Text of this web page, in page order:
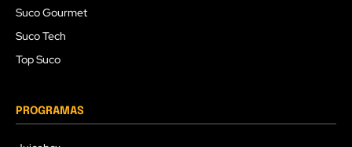
Suco Gourmet
Suco Tech
Top Suco
PROGRAMAS